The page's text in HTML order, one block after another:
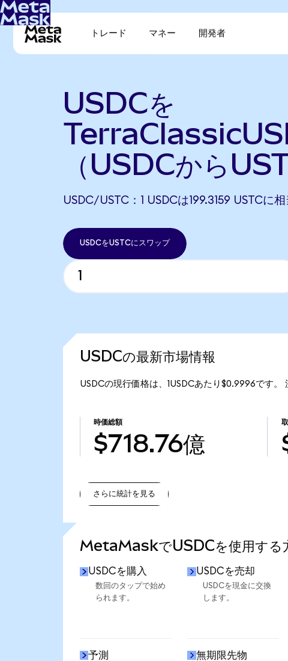
トレード マネー 開発者
USDCを
（USDCから
USDC/USTC：1 USDCは199.3159 USTCに
USDCをUSTCにスワップ
USDCの最新市場情報
USDCの現行価格は、1USDCあたり$0.9996です。
時価総額
$718.76億
さらに統計を見る
MetaMaskでUSDCを使用する
USDCを購入
数回のタップで始め
られます。
USDCを売却
USDCを現金に交換
します。
予測 無期限先物